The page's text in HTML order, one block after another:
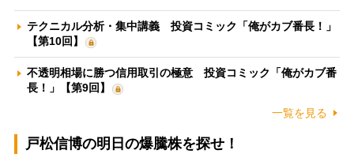
テクニカル分析・集中講義 投資コミック「俺がカブ番長！」
【第10回】
不透明相場に勝つ信用取引の極意 投資コミック「俺がカブ番
長！」【第9回】
一覧を見る
戸松信博の明日の爆騰株を探せ！